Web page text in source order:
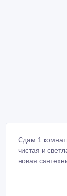
Сдам 1
чистая и
новая